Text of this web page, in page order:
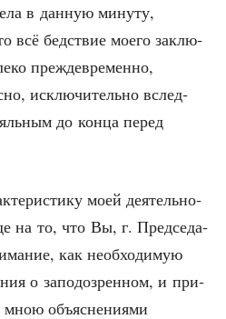
в дан­ную мину­ту,
всё бед­ствие мое­го заклю­
преж­де­вре­мен­но,
исклю­чи­тель­но вслед­
до кон­ца перед
моей дея­тель­но­
на то, что Вы, г. Пред­се­да­
как необ­хо­ди­мую
о запо­до­зрен­ном, и при­
объ­яс­не­ни­я­ми